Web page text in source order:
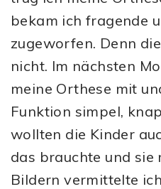
bekam ich fragende
zugeworfen. Denn
nicht. Im nächsten
meine Orthese mit
Funktion simpel,
wollten die Kinder
das brauchte und sie
Bildern vermittelte